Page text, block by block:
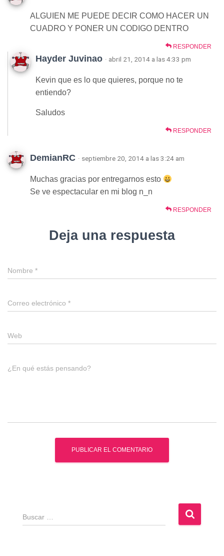
ALGUIEN ME PUEDE DECIR COMO HACER UN
CUADRO Y PONER UN CODIGO DENTRO
RESPONDER
Hayder Juvinao · abril 21, 2014 a las 4:33 pm
Kevin que es lo que quieres, porque no te
entiendo?
Saludos
RESPONDER
DemianRC · septiembre 20, 2014 a las 3:24 am
Muchas gracias por entregarnos esto
Se ve espectacular en mi blog n_n
RESPONDER
Deja una respuesta
Nombre *
Correo electrónico *
Web
¿En qué estás pensando?
B
u